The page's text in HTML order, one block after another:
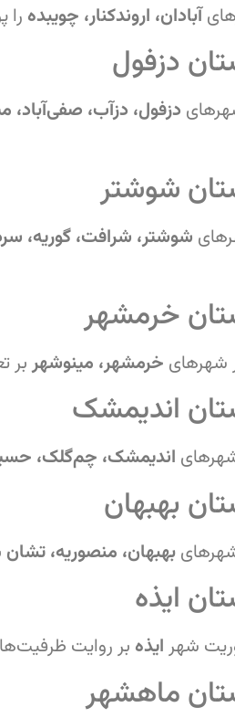
آبادان، اروندکنار، چویبده
دزفول
دزفول، دزآب،
شوشتر
شوشتر، شرافت، گوریه،
خرمشهر
شهرهای خرمشهر، مینوشهربر
اندیمشک
اندیمشک، چم‌گلک،
بهبهان
بهبهان، منصوریه، تشان
ایذه
شهرایذه بر روایت
ماهشهر